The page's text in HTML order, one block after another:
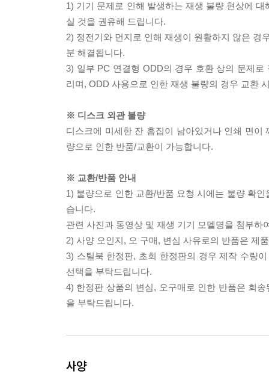
1) 기기 문제로 인해 발생하는 재생 불량 현상에
실 것을 권유해 드립니다.
2) 정전기와 먼지로 인해 재생이 원활하지 않은 경
분 해결됩니다.
3) 일부 PC 연결형 ODD의 경우 호환 상의 문제
리며, ODD 사용으로 인한 재생 불량의 경우 교환
※ 디스크 외관 불량
디스크에 미세한 잔 흠집이 남아있거나 인쇄 면
량으로 인한 반품/교환이 가능합니다.
※ 교환/반품 안내
1) 불량으로 인한 교환/반품 요청 시에는 불량 확
습니다.
관련 사진과 동영상 및 재생 기기 모델명을 첨부하
2) 사양 오인지, 오 구매, 변심 사유로의 반품은 제
3) 스틸북 한정판, 초회 한정판의 경우 제작 수량
선택을 부탁드립니다.
4) 한정판 상품의 변심, 오구매로 인한 반품은 회
을 부탁드립니다.
사양